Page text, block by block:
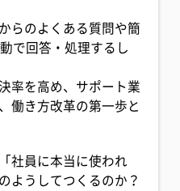
らのよくある質問や簡
で回答・処理するし
率を高め、サポート業
働き方改革の第一歩と
社員に本当に使われ
ようしてつくるのか？